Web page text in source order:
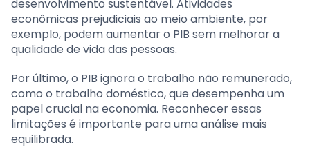
desenvolvimento sustentável. Atividades
econômicas prejudiciais ao meio ambiente, por
exemplo, podem aumentar o PIB sem melhorar a
qualidade de vida das pessoas.
Por último, o PIB ignora o trabalho não remunerado,
como o trabalho doméstico, que desempenha um
papel crucial na economia. Reconhecer essas
limitações é importante para uma análise mais
equilibrada.